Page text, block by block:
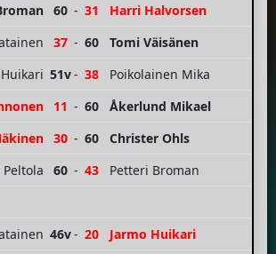
60 - 31
Harri Halvorsen
37 - 60
Tomi Väisänen
51v- 38
Poikolainen Mika
11 - 60
Åkerlund Mikael
30 - 60
Christer Ohls
Peltola
60 - 43
Petteri Broman
46v- 20
Jarmo Huikari